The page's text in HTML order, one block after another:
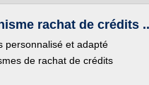
rachat de crédits
personnalisé et adapté
de rachat de crédits